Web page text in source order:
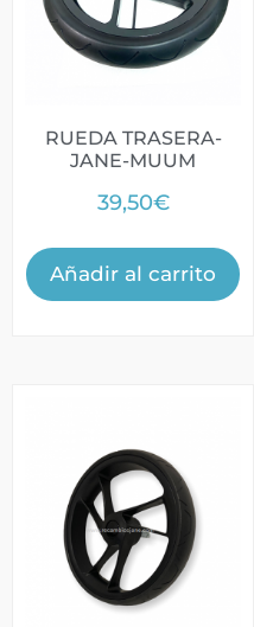
RUEDA TRASERA-
JANE-MUUM
39,50€
Añadir al carrito